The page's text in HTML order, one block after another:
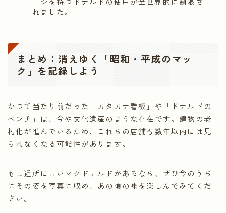
れました。
まとめ：消えゆく「昭和・平成のマッ
ク」を記録しよう
かつて当たり前だった「カタカナ看板」や「ドナルドの
ベンチ」は、今や文化遺産のような存在です。建物の老
朽化が進んでいるため、これらの店舗も数年以内には見
られなくなる可能性があります。
もし近所に古いマクドナルドがあるなら、ぜひ今のうち
にその姿を写真に収め、あの頃の味を楽しんでみてくだ
さい。